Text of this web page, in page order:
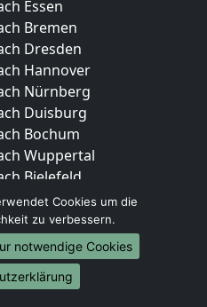
Essen
Bremen
Dresden
Hannover
Nürnberg
Duisburg
Bochum
Wuppertal
Bielefeld
Bonn
Münster
Brasilien
Cookies um die
zu verbessern.
notwendige Cookies